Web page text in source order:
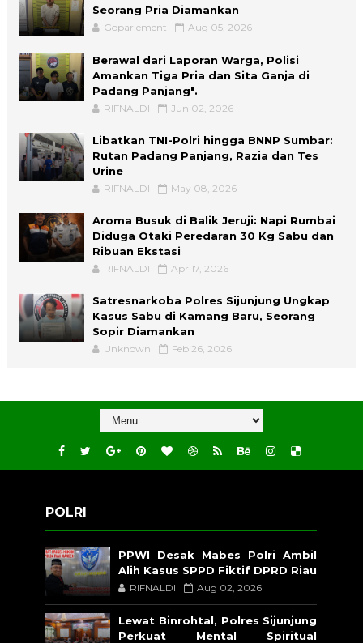
Seorang Pria Diamankan
Goparlement Aug 05, 2026
Berawal dari Laporan Warga, Polisi
Amankan Tiga Pria dan Sita Ganja di
Padang Panjang".
RIFNALDI Jun 02, 2026
Libatkan TNI-Polri hingga BNNP Sumbar:
Rutan Padang Panjang, Razia dan Tes
Urine
RIFNALDI May 08, 2026
Aroma Busuk di Balik Jeruji: Napi Rumbai
Diduga Otaki Peredaran 30 Kg Sabu dan
Ribuan Ekstasi
RIFNALDI Apr 17, 2026
Satresnarkoba Polres Sijunjung Ungkap
Kasus Sabu di Kamang Baru, Seorang
Sopir Diamankan
Unknown Feb 26, 2026
POLRI
PPWI Desak Mabes Polri Ambil
Alih Kasus SPPD Fiktif DPRD Riau
RIFNALDI Aug 02, 2026
Lewat Binrohtal, Polres Sijunjung
Perkuat Mental Spiritual